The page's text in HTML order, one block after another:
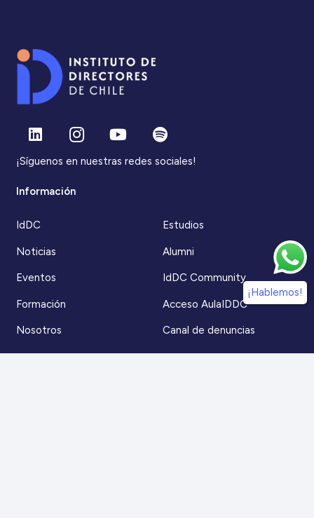
¡Síguenos en nuestras redes sociales!
Información
IdDC
Noticias
Eventos
Formación
Nosotros
Estudios
Alumni
IdDC Community
Acceso AulaIDDC
Canal de denuncias
¡Hablemos!